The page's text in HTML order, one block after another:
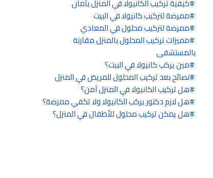
كيفية تركيب الكانيولا في المنزل بأمان
ممرضة لتركيب كانيولا في البيت
ممرضة لتركيب محلول في المعادي
مميزات تركيب المحلول بالمنزل مقارنة
بالمستشفى
مين يركب كانيولا في البيت؟
نصائح بعد تركيب المحلول للمريض في المنزل
هل تركيب الكانيولا في المنزل آمن؟
هل لازم دكتور يركب الكانيولا ولا تكفي ممرضة؟
هل يمكن تركيب محلول للأطفال في المنزل؟